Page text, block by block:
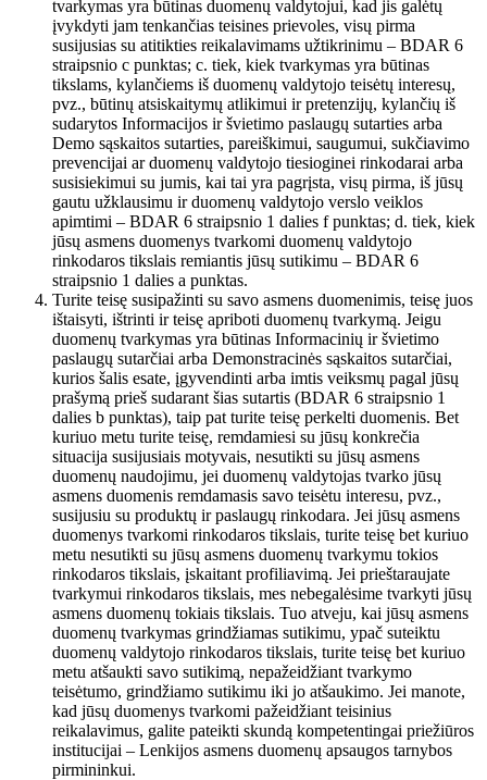
tvarkymas yra būtinas duomenų valdytojui, kad jis galėtų
įvykdyti jam tenkančias teisines prievoles, visų pirma
susijusias su atitikties reikalavimams užtikrinimu – BDAR 6
straipsnio c punktas; c. tiek, kiek tvarkymas yra būtinas
tikslams, kylančiems iš duomenų valdytojo teisėtų interesų,
pvz., būtinų atsiskaitymų atlikimui ir pretenzijų, kylančių iš
sudarytos Informacijos ir švietimo paslaugų sutarties arba
Demo sąskaitos sutarties, pareiškimui, saugumui, sukčiavimo
prevencijai ar duomenų valdytojo tiesioginei rinkodarai arba
susisiekimui su jumis, kai tai yra pagrįsta, visų pirma, iš jūsų
gautu užklausimu ir duomenų valdytojo verslo veiklos
apimtimi – BDAR 6 straipsnio 1 dalies f punktas; d. tiek, kiek
jūsų asmens duomenys tvarkomi duomenų valdytojo
rinkodaros tikslais remiantis jūsų sutikimu – BDAR 6
straipsnio 1 dalies a punktas.
Turite teisę susipažinti su savo asmens duomenimis, teisę juos
ištaisyti, ištrinti ir teisę apriboti duomenų tvarkymą. Jeigu
duomenų tvarkymas yra būtinas Informacinių ir švietimo
paslaugų sutarčiai arba Demonstracinės sąskaitos sutarčiai,
kurios šalis esate, įgyvendinti arba imtis veiksmų pagal jūsų
prašymą prieš sudarant šias sutartis (BDAR 6 straipsnio 1
dalies b punktas), taip pat turite teisę perkelti duomenis. Bet
kuriuo metu turite teisę, remdamiesi su jūsų konkrečia
situacija susijusiais motyvais, nesutikti su jūsų asmens
duomenų naudojimu, jei duomenų valdytojas tvarko jūsų
asmens duomenis remdamasis savo teisėtu interesu, pvz.,
susijusiu su produktų ir paslaugų rinkodara. Jei jūsų asmens
duomenys tvarkomi rinkodaros tikslais, turite teisę bet kuriuo
metu nesutikti su jūsų asmens duomenų tvarkymu tokios
rinkodaros tikslais, įskaitant profiliavimą. Jei prieštaraujate
tvarkymui rinkodaros tikslais, mes nebegalėsime tvarkyti jūsų
asmens duomenų tokiais tikslais. Tuo atveju, kai jūsų asmens
duomenų tvarkymas grindžiamas sutikimu, ypač suteiktu
duomenų valdytojo rinkodaros tikslais, turite teisę bet kuriuo
metu atšaukti savo sutikimą, nepažeidžiant tvarkymo
teisėtumo, grindžiamo sutikimu iki jo atšaukimo. Jei manote,
kad jūsų duomenys tvarkomi pažeidžiant teisinius
reikalavimus, galite pateikti skundą kompetentingai priežiūros
institucijai – Lenkijos asmens duomenų apsaugos tarnybos
pirmininkui.